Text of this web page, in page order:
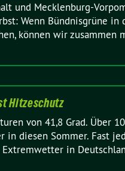
und Mecklenburg-
Wenn Bündnisgrüne in
können wir zusammen
Hitzeschutz
von 41,8 Grad. Über
in diesen Sommer. Fast
Extremwetter in